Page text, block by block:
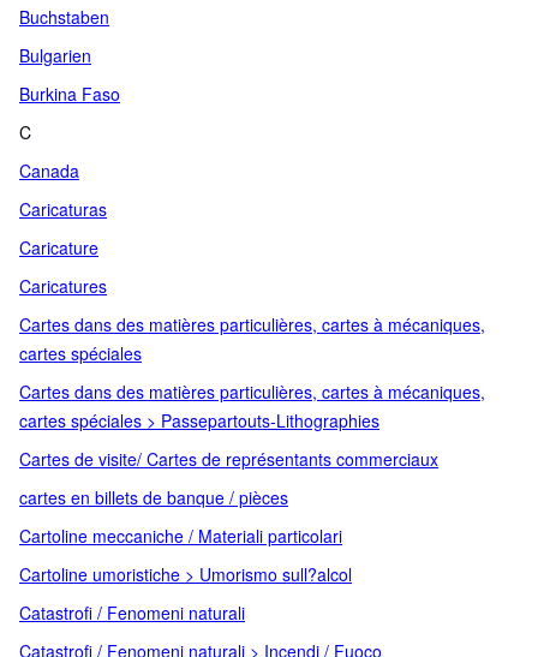
Buchstaben
Bulgarien
Burkina Faso
C
Canada
Caricaturas
Caricature
Caricatures
Cartes dans des matières particulières, cartes à mécaniques,
cartes spéciales
Cartes dans des matières particulières, cartes à mécaniques,
cartes spéciales > Passepartouts-Lithographies
Cartes de visite/ Cartes de représentants commerciaux
cartes en billets de banque / pièces
Cartoline meccaniche / Materiali particolari
Cartoline umoristiche > Umorismo sull?alcol
Catastrofi / Fenomeni naturali
Catastrofi / Fenomeni naturali > Incendi / Fuoco